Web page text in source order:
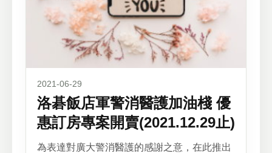
2021-06-29
洛碁飯店軍警消醫護加油棧 優
惠訂房專案開賣(2021.12.29止)
為表達對廣大警消醫護的感謝之意，在此推出